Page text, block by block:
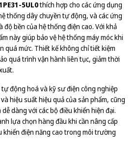
5UL0thích hợp cho các ứng dụng
thống dây chuyền tự động, và các ứng
bền của hệ thống điện cao. Với khả
này giúp bảo vệ hệ thống máy móc khi
quá mức. Thiết kế không chỉ tiết kiệm
quá trình vận hành liên tục, giảm thời
động hoá và kỹ sư điện công nghiệp
hiệu suất hiệu quả của sản phẩm, cũng
dàng với các bộ điều khiển hiện đại.
lựa chọn hàng đầu khi cần nâng cấp
khiển điện năng cao trong môi trường